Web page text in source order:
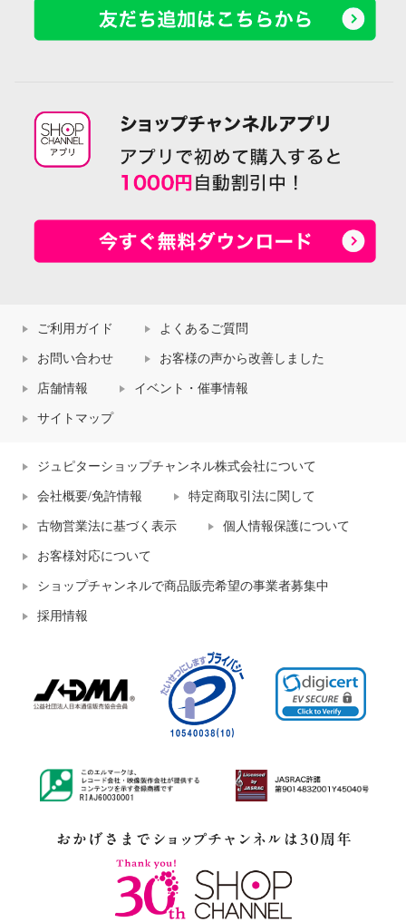
ご利用ガイド よくあるご質問
お問い合わせ お客様の声から改善しました
店舗情報 イベント・催事情報
サイトマップ
ジュピターショップチャンネル株式会社について
会社概要/免許情報 特定商取引法に関して
古物営業法に基づく表示 個人情報保護について
お客様対応について
ショップチャンネルで商品販売希望の事業者募集中
採用情報